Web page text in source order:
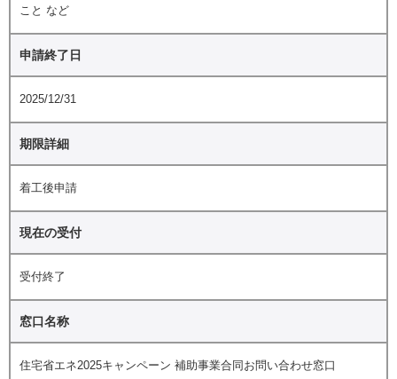
こと など
申請終了日
2025/12/31
期限詳細
着工後申請
現在の受付
受付終了
窓口名称
住宅省エネ2025キャンペーン 補助事業合同お問い合わせ窓口